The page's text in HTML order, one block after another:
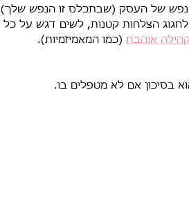
קהילה אוהבת (כמו המאמיזמיות).
בסיכון אם לא מטפלים בו.